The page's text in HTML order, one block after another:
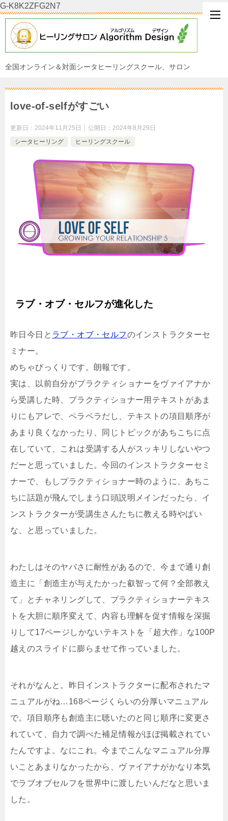
G-K8K2ZFG2N7
全国オンライン＆対面シータヒーリングスクール、サロン
love-of-selfがすごい
更新日： 2024年11月25日 公開日： 2024年8月29日
シータヒーリング
ヒーリングスクール
ラブ・オブ・セルフが進化した
昨日今日と ラブ・オブ・セルフのインストラクターセ
ミナー。
めちゃびっくりです。朗報です。
実は、以前自分がプラクティショナーをヴァイアナか
ら受講した時、プラクティショナー用テキストがあま
りにもアレで、ペラペラだし、テキストの項目順序が
あまり良くなかったり、同じトピックがあちこちに点
在していて、これは受講する人がスッキリしないやつ
だーと思っていました。今回のインストラクターセミ
ナーで、もしプラクティショナー時のように、あちこ
ちに話題が飛んでしまう口頭説明メインだったら、イ
ンストラクターが受講生さんたちに教える時やばい
な、と思っていました。
わたしはそのヤバさに耐性があるので、今まで通り創
造主に「創造主が与えたかった叡智って何？全部教え
て」とチャネリングして、プラクティショナーテキス
トを大胆に順序変えて、内容も理解を促す情報を深掘
りして17ページしかないテキストを「超大作」な100P
越えのスライドに膨らませて作っていました。
それがなんと。昨日インストラクターに配布されたマ
ニュアルがね…168ページくらいの分厚いマニュアル
で。項目順序も創造主に聴いたのと同じ順序に変更さ
れていて、自力で調べた補足情報がほぼ掲載されてい
たんですよ。なにこれ。今までこんなマニュアル分厚
いことあまりなかったから、ヴァイアナがかなり本気
でラブオブセルフを世界中に渡したいんだなと思いま
した。